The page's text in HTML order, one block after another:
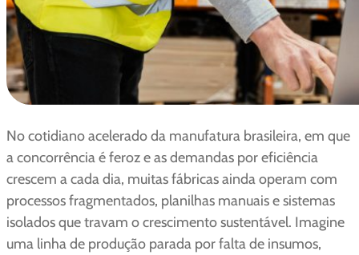
No cotidiano acelerado da manufatura brasileira, em que
a concorrência é feroz e as demandas por eficiência
crescem a cada dia, muitas fábricas ainda operam com
processos fragmentados, planilhas manuais e sistemas
isolados que travam o crescimento sustentável. Imagine
uma linha de produção parada por falta de insumos,